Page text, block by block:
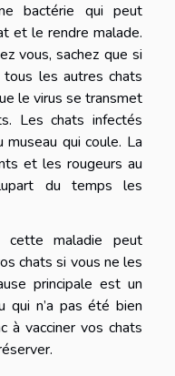
bactérie qui peut
et le rendre malade.
vous, sachez que si
tous les autres chats
le virus se transmet
Les chats infectés
qui coule. La
et les rougeurs au
du temps les
cette maladie peut
chats si vous ne les
principale est un
qui n’a pas été bien
à vacciner vos chats